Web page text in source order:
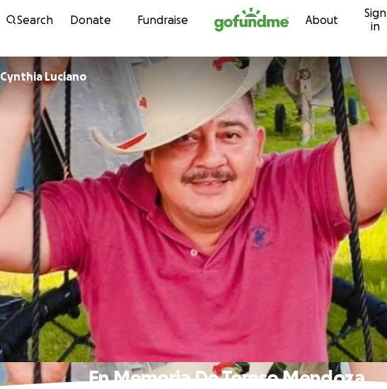
Skip to content
Search Donate Fundraise About
Sign
in
Cynthia Luciano
En Memoria De Tereso Mendoza